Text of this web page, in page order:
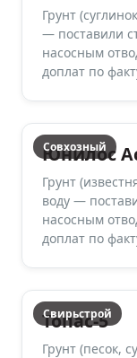
Грунт
— поставили
насосным
доплат по
Совхозный
Юнилос
Грунт
воду —
насосным
доплат по
Свирьстрой
Топас-5
Грунт (песок,